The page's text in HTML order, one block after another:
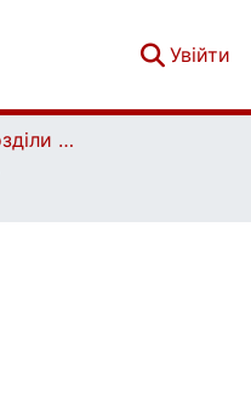
Увійти
Структурні підрозділи Київського національного університету імені Тараса Шевченка та Організації | Faculties, Institutes and Departments of Taras Shevchenko National University of Kyiv and Organizations